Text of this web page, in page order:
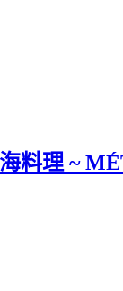
料理 ~